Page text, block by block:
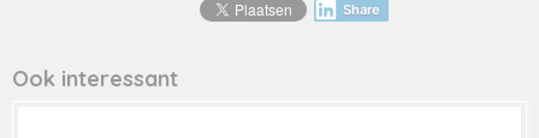
Share
Ook interessant